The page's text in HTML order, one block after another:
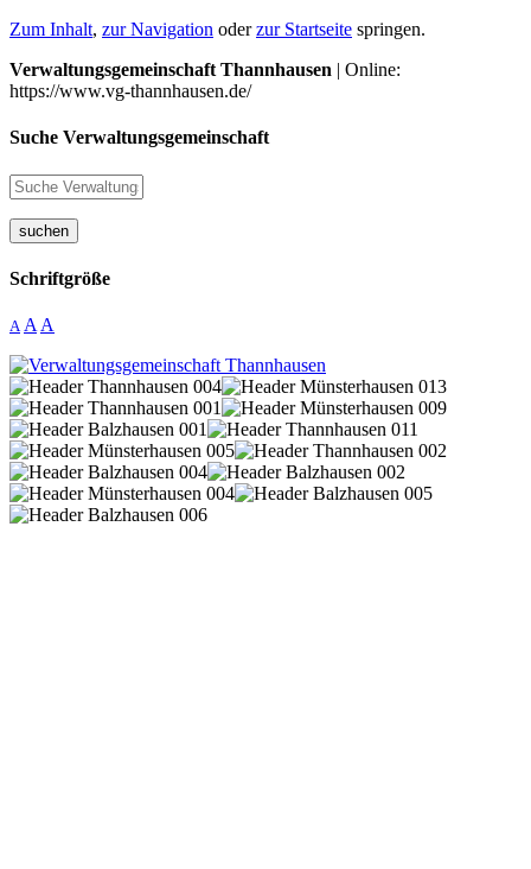
Zum Inhalt, zur Navigation oderzur Startseite springen.
Verwaltungsgemeinschaft Thannhausen | Online:
https://www.vg-thannhausen.de/
Suche Verwaltungsgemeinschaft
suchen
Schriftgröße
A A A